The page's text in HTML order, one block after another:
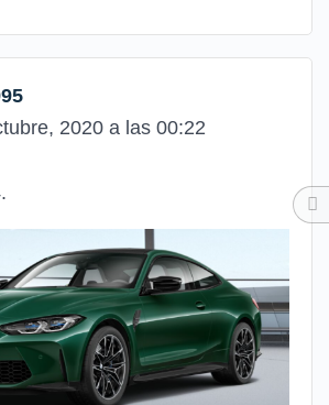
2020 a las 00:22